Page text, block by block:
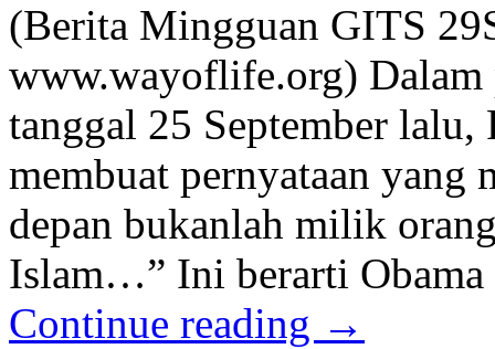
(Berita Mingguan GITS
www.wayoflife.org) Dalam
tanggal 25 September lalu,
membuat pernyataan yang
depan bukanlah milik
Islam…” Ini berarti
Continue reading →